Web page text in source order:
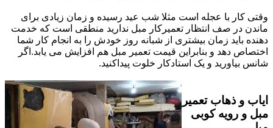
وقتی کار با عجله است مثلا شب عید رسیده و زمان زیادی برای
ماندن در صف انتظار تعمیرکار مبل ندارید منطقی است که خدمت
دهنده باید زمان بیشتری از شبانه روز خودش را به انجام کار شما
اختصاص دهد و بنابراین قیمت تعمیر مبل هم افزایش می یابد.اگر
شانس بیاورید و یک استادکار خلوت پیداکنید.
ایاب و ذهاب تعمیر
مبل و رویه کوبی